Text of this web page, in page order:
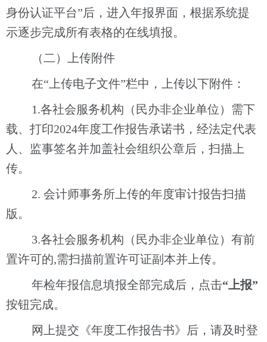
身份认证平台”后，进入年报界面，根据系统提
示逐步完成所有表格的在线填报。
（二）上传附件
在“上传电子文件”栏中，上传以下附件：
1.各社会服务机构（民办非企业单位）需下
载、打印2024年度工作报告承诺书，经法定代表
人、监事签名并加盖社会组织公章后，扫描上
传。
2. 会计师事务所上传的年度审计报告扫描
版。
3.各社会服务机构（民办非企业单位）有前
置许可的,需扫描前置许可证副本并 上传。
年检年报信息填报全部完成后，点击“上报”
按钮完成。
网上提交《年度工作报告书》后，请及时登